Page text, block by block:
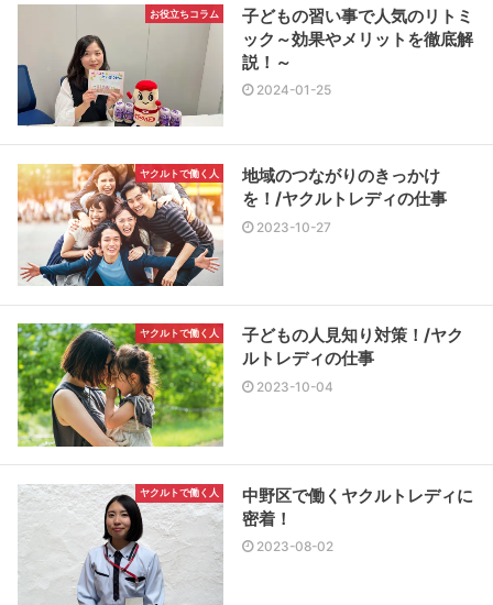
お役立ちコラム
子どもの習い事で人気のリトミ
ック～効果やメリットを徹底解
説！～
2024-01-25
ヤクルトで働く人
地域のつながりのきっかけ
を！/ヤクルトレディの仕事
2023-10-27
ヤクルトで働く人
子どもの人見知り対策！/ヤク
ルトレディの仕事
2023-10-04
ヤクルトで働く人
中野区で働くヤクルトレディに
密着！
2023-08-02